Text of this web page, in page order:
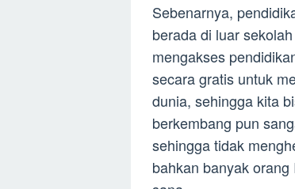
Sebenarnya,
berada di luar
mengakses
secara gratis untuk
dunia, sehingga kita
berkembang pun
sehingga tidak
bahkan banyak